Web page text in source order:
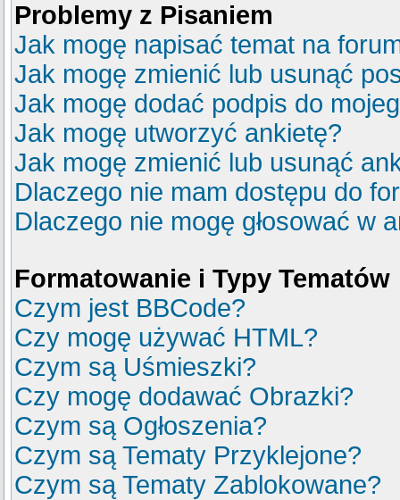
Problemy z Pisaniem
Jak mogę napisać temat na
Jak mogę zmienić lub usunąć
Jak mogę dodać podpis do
Jak mogę utworzyć ankietę?
Jak mogę zmienić lub usunąć
Dlaczego nie mam dostępu do
Dlaczego nie mogę głosować w
Formatowanie i Typy Tematów
Czym jest BBCode?
Czy mogę używać HTML?
Czym są Uśmieszki?
Czy mogę dodawać Obrazki?
Czym są Ogłoszenia?
Czym są Tematy Przyklejone?
Czym są Tematy Zablokowane?